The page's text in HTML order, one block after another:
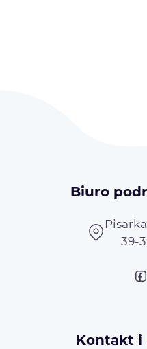
Biuro
39-
Kontakt i